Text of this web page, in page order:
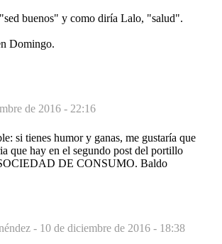
buenos" y como diría Lalo, "salud".
Domingo.
de 2016 - 22:16
si tienes humor y ganas, me gustaría que
que hay en el segundo post del portillo
DE CONSUMO. Baldo
- 10 de diciembre de 2016 - 18:38